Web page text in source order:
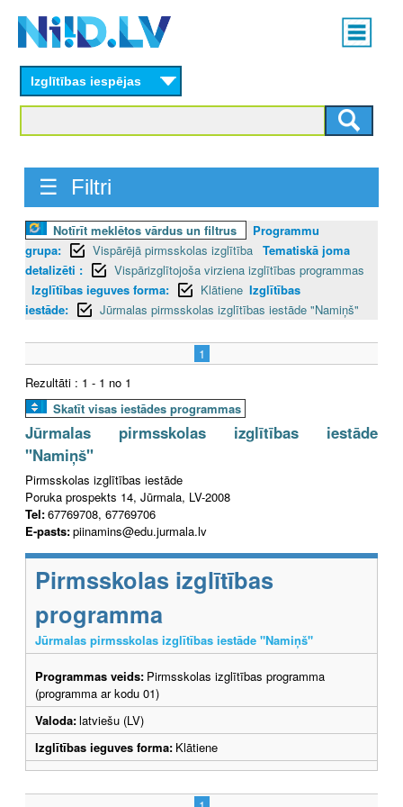
content
Main
menu
Izglītības iespējas
☰ Filtri
Notīrīt meklētos vārdus un filtrus
Programmu
grupa:
Vispārējā pirmsskolas izglītība Tematiskā joma
detalizēti :
Vispārizglītojoša virziena izglītības programmas
Izglītības ieguves forma:
Klātiene Izglītības
iestāde:
Jūrmalas pirmsskolas izglītības iestāde "Namiņš"
1
Rezultāti : 1 - 1 no 1
Skatīt visas iestādes programmas
Jūrmalas pirmsskolas izglītības iestāde
"Namiņš"
Pirmsskolas izglītības iestāde
Poruka prospekts 14, Jūrmala, LV-2008
Tel:67769708, 67769706
E-pasts:piinamins@edu.jurmala.lv
Pirmsskolas izglītības
programma
Jūrmalas pirmsskolas izglītības iestāde "Namiņš"
Programmas veids: Pirmsskolas izglītības programma
(programma ar kodu 01)
Valoda:latviešu (LV)
Izglītības ieguves forma: Klātiene